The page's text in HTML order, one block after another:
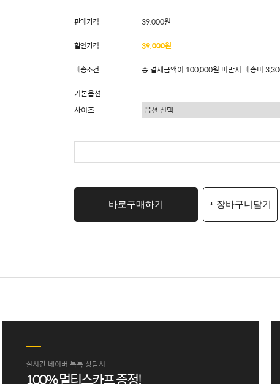
판매가격 39,000원
할인가격 39,000원
배송조건 총 결제금액이 100,000원 미만시 배송비
기본옵션
사이즈
바로구매하기 + 장바구니담기
실시간 네이버 톡톡 상담시
100% 멀티스카프 증정!